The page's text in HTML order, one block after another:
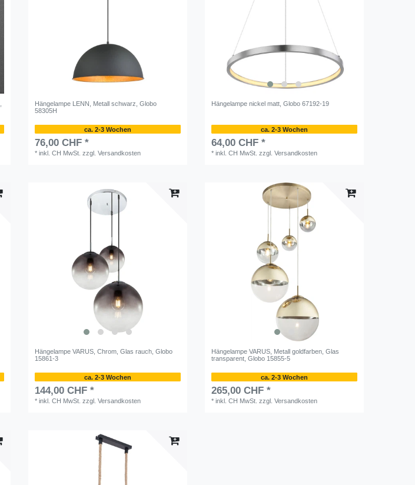
Hängelampe LENN, Metall schwarz, Globo
58305H
ca. 2-3 Wochen
76,00 CHF *
*inkl. CH MwSt. zzgl.Versandkosten
Hängelampe nickel matt, Globo 67192-19
ca. 2-3 Wochen
64,00 CHF *
*inkl. CH MwSt. zzgl.Versandkosten
Hängelampe VARUS, Chrom, Glas rauch, Globo
15861-3
ca. 2-3 Wochen
144,00 CHF *
*inkl. CH MwSt. zzgl.Versandkosten
Hängelampe VARUS, Metall goldfarben, Glas
transparent, Globo 15855-5
ca. 2-3 Wochen
265,00 CHF *
*inkl. CH MwSt. zzgl.Versandkosten